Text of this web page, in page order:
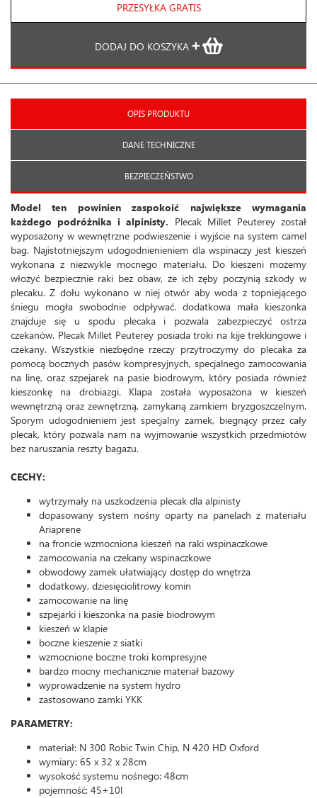
PRZESYŁKA GRATIS
DODAJ DO KOSZYKA
OPIS PRODUKTU
DANE TECHNICZNE
BEZPIECZEŃSTWO
Model ten powinien zaspokoić największe wymagania
każdego podróżnika i alpinisty. Plecak Millet Peuterey został
wyposażony w wewnętrzne podwieszenie i wyjście na system camel
bag. Najistotniejszym udogodnienieniem dla wspinaczy jest kieszeń
wykonana z niezwykle mocnego materiału. Do kieszeni możemy
włożyć bezpiecznie raki bez obaw, że ich zęby poczynią szkody w
plecaku. Z dołu wykonano w niej otwór aby woda z topniejącego
śniegu mogła swobodnie odpływać. dodatkowa mała kieszonka
znajduje się u spodu plecaka i pozwala zabezpieczyć ostrza
czekanów. Plecak Millet Peuterey posiada troki na kije trekkingowe i
czekany. Wszystkie niezbędne rzeczy przytroczymy do plecaka za
pomocą bocznych pasów kompresyjnych, specjalnego zamocowania
na linę, oraz szpejarek na pasie biodrowym, który posiada również
kieszonkę na drobiazgi. Klapa została wyposażona w kieszeń
wewnętrzną oraz zewnętrzną, zamykaną zamkiem bryzgoszczelnym.
Sporym udogodnieniem jest specjalny zamek, biegnący przez cały
plecak, który pozwala nam na wyjmowanie wszystkich przedmiotów
bez naruszania reszty bagażu.
CECHY:
wytrzymały na uszkodzenia plecak dla alpinisty
dopasowany system nośny oparty na panelach z materiału
Ariaprene
na froncie wzmocniona kieszeń na raki wspinaczkowe
zamocowania na czekany wspinaczkowe
obwodowy zamek ułatwiający dostęp do wnętrza
dodatkowy, dziesięciolitrowy komin
zamocowanie na linę
szpejarki i kieszonka na pasie biodrowym
kieszeń w klapie
boczne kieszenie z siatki
wzmocnione boczne troki kompresyjne
bardzo mocny mechanicznie materiał bazowy
wyprowadzenie na system hydro
zastosowano zamki YKK
PARAMETRY:
materiał: N 300 Robic Twin Chip, N 420 HD Oxford
wymiary: 65 x 32 x 28cm
wysokość systemu nośnego: 48cm
pojemność: 45+10l